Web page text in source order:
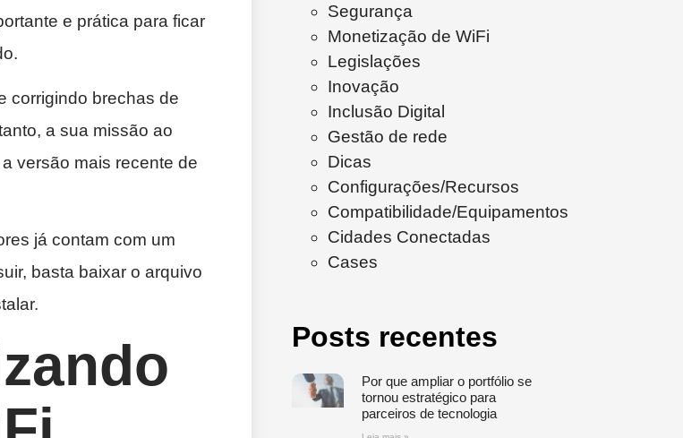
e prática para ficar
corrigindo brechas de
a sua missão ao
versão mais recente de
já contam com um
basta baixar o arquivo
Segurança
Monetização de WiFi
Legislações
Inovação
Inclusão Digital
Gestão de rede
Dicas
Configurações/Recursos
Compatibilidade/Equipamentos
Cidades Conectadas
Cases
Posts recentes
Por que ampliar o portfólio se
tornou estratégico para
parceiros de tecnologia